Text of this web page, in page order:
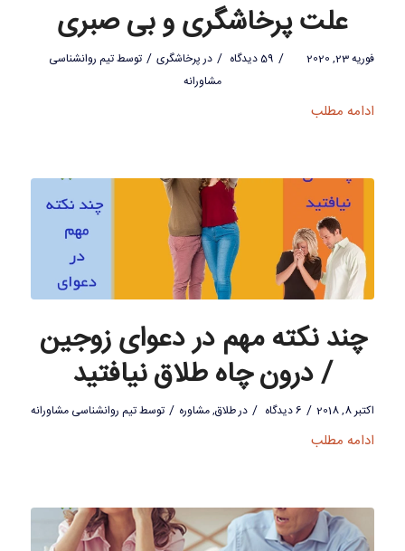
علت پرخاشگری و بی صبری
فوریه 23, 2020 / 59 دیدگاه / درپرخاشگری / توسطتیم روانشناسی
مشاورانه
ادامه مطلب
چند نکته مهم در دعوای زوجین
/ درون چاه طلاق نیافتید
اکتبر 8, 2018 / 6 دیدگاه / درطلاق,مشاوره / توسطتیم روانشناسی مشاورانه
ادامه مطلب